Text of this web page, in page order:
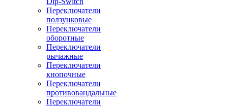
Переключатели
ползунковые
Переключатели
оборотные
Переключатели
рычажные
Переключатели
кнопочные
Переключатели
противовандальные
Переключатели